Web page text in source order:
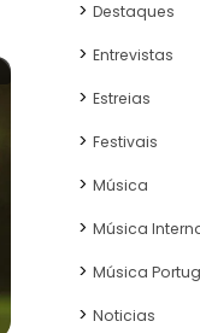
Destaques
Entrevistas
Estreias
Festivais
Música
Música
Música
Noticias